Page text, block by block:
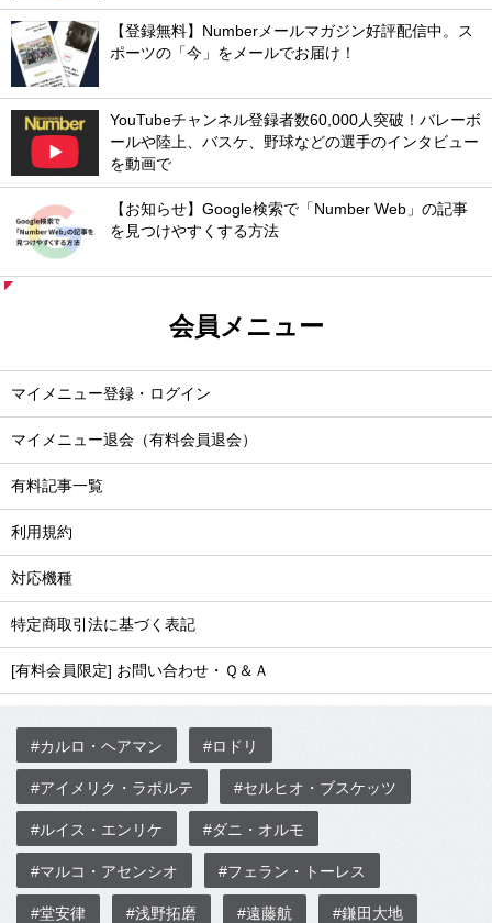
【登録無料】Numberメールマガジン好評配信中。ス
ポーツの「今」をメールでお届け！
YouTubeチャンネル登録者数60,000人突破！バレーボ
ールや陸上、バスケ、野球などの選手のインタビュー
を動画で
【お知らせ】Google検索で「Number Web」の記事
を見つけやすくする方法
会員メニュー
マイメニュー登録・ログイン
マイメニュー退会（有料会員退会）
有料記事一覧
利用規約
対応機種
特定商取引法に基づく表記
[有料会員限定] お問い合わせ・Ｑ＆Ａ
#カルロ・ヘアマン #ロドリ
#アイメリク・ラポルテ #セルヒオ・ブスケッツ
#ルイス・エンリケ #ダニ・オルモ
#マルコ・アセンシオ #フェラン・トーレス
#堂安律 #浅野拓磨 #遠藤航 #鎌田大地